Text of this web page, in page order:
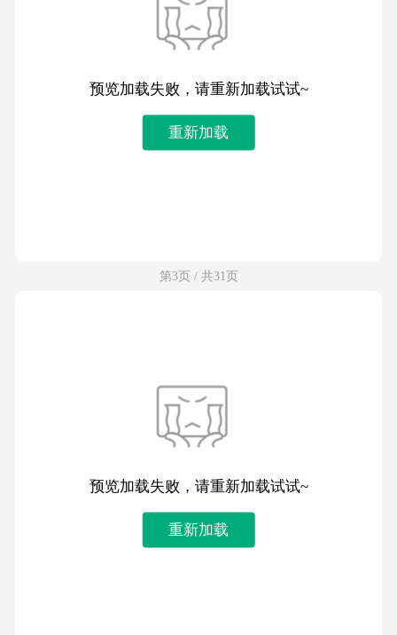
预览加载失败，请重新加载试试~
重新加载
第3页 / 共31页
预览加载失败，请重新加载试试~
重新加载